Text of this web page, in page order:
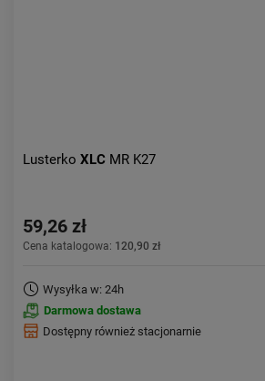
Lusterko XLC MR K27
59,26 zł
Cena katalogowa: 120,90 zł
Wysyłka w: 24h
Darmowa dostawa
Dostępny również stacjonarnie